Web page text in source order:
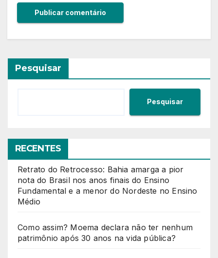
Pesquisar
Pesquisar
RECENTES
Retrato do Retrocesso: Bahia amarga a pior
nota do Brasil nos anos finais do Ensino
Fundamental e a menor do Nordeste no Ensino
Médio
Como assim? Moema declara não ter nenhum
patrimônio após 30 anos na vida pública?